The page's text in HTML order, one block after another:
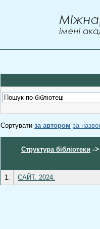
Сортувати за автором за
Структура бібліотеки -
1. САЙТ. 2024.